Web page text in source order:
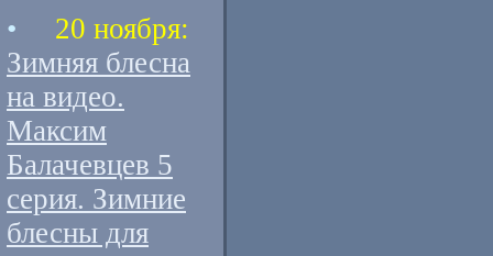
• 20 ноября:
Зимняя блесна
на видео.
Максим
Балачевцев 5
серия. Зимние
блесны для